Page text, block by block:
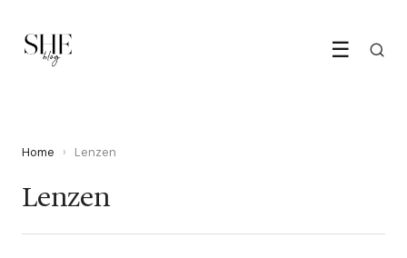
☰
Home › Lenzen
Lenzen